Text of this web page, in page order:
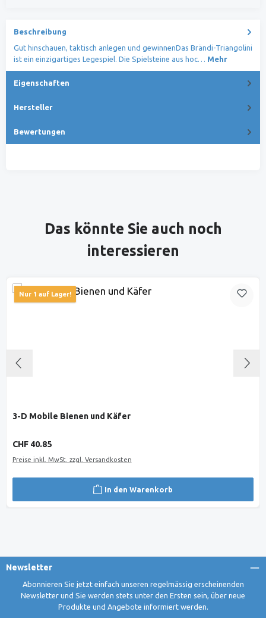
Beschreibung
Gut hinschauen, taktisch anlegen und gewinnenDas Brändi-Triangolini
ist ein einzigartiges Legespiel. Die Spielsteine aus hoc… Mehr
Eigenschaften
Hersteller
Bewertungen
Produktgalerie überspringen
Das könnte Sie auch noch
interessieren
Nur 1 auf Lager!
3-D Mobile Bienen und Käfer
Regulärer Preis:
CHF 40.85
Preise inkl. MwSt. zzgl. Versandkosten
In den Warenkorb
Newsletter
Abonnieren Sie jetzt einfach unseren regelmässig erscheinenden
Newsletter und Sie werden stets unter den Ersten sein, über neue
Produkte und Angebote informiert werden.